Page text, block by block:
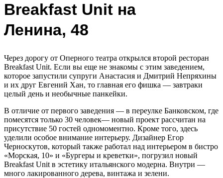
Breakfast Unit на
Ленина, 48
Через дорогу от Оперного театра открылся второй ресторан
Breakfast Unit. Если вы еще не знакомы с этим заведением,
которое запустили супруги Анастасия и Дмитрий Непряхины
и их друг Евгений Хан, то главная его фишка — завтраки
целый день и необычные панкейки.
В отличие от первого заведения — в переулке Банковском, где
помесятся только 30 человек— новый проект рассчитан на
присутствие 50 гостей одномоментно. Кроме того, здесь
уделили особое внимание интерьеру. Дизайнер Егор
Черноскутов, который также работал над интерьером в бистро
«Морская, 10» и «Бургеры и креветки», погрузил новый
Breakfast Unit в эстетику итальянского модерна. Внутри —
много лакированного дерева, винтажа и зелени.